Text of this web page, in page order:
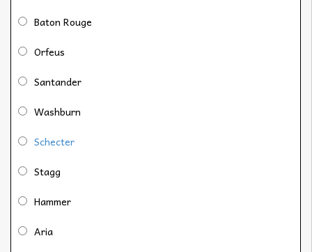
Baton Rouge
Orfeus
Santander
Washburn
Schecter
Stagg
Hammer
Aria